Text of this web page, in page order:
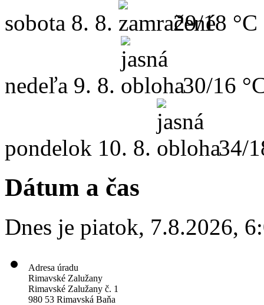
sobota 8. 8. 29/18 °C
nedeľa 9. 8. 30/16
pondelok 10. 8. 34/
Dátum a čas
Dnes je piatok, 7.8.2026,
Adresa úradu
Rimavské Zalužany
Rimavské Zalužany č. 1
980 53 Rimavská Baňa